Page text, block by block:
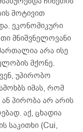
მოტივით
ეკონომიკური
მნიშვნელოვანი
არა ისე
მქონე.
უპირობო
იმას, რომ
პირობა არ არის
აქ, ცხადია
საკითხი (Cui,